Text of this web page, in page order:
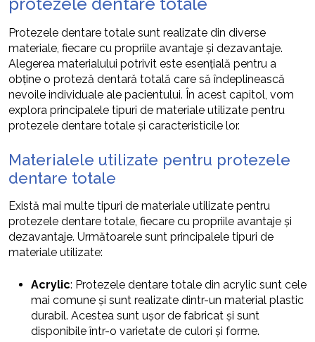
Protezele dentare totale sunt realizate din diverse
materiale, fiecare cu propriile avantaje și dezavantaje.
Alegerea materialului potrivit este esențială pentru a
obține o proteză dentară totală care să îndeplinească
nevoile individuale ale pacientului. În acest capitol, vom
explora principalele tipuri de materiale utilizate pentru
protezele dentare totale și caracteristicile lor.
Materialele utilizate pentru protezele
dentare totale
Există mai multe tipuri de materiale utilizate pentru
protezele dentare totale, fiecare cu propriile avantaje și
dezavantaje. Următoarele sunt principalele tipuri de
materiale utilizate:
Acrylic: Protezele dentare totale din acrylic sunt cele
mai comune și sunt realizate dintr-un material plastic
durabil. Acestea sunt ușor de fabricat și sunt
disponibile într-o varietate de culori și forme.